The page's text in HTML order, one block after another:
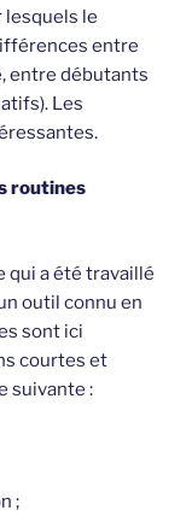
le
entre
entre débutants
Les
routines
qui a été travaillé
outil connu en
sont ici
courtes et
suivante :
;